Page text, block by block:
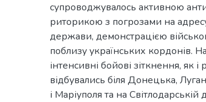
супроводжувалось активною
риторикою з погрозами на
держави, демонстрацією
поблизу українських кордонів.
інтенсивні бойові зіткнення, як і
відбувались біля Донецька,
і Маріуполя та на Світлодарській